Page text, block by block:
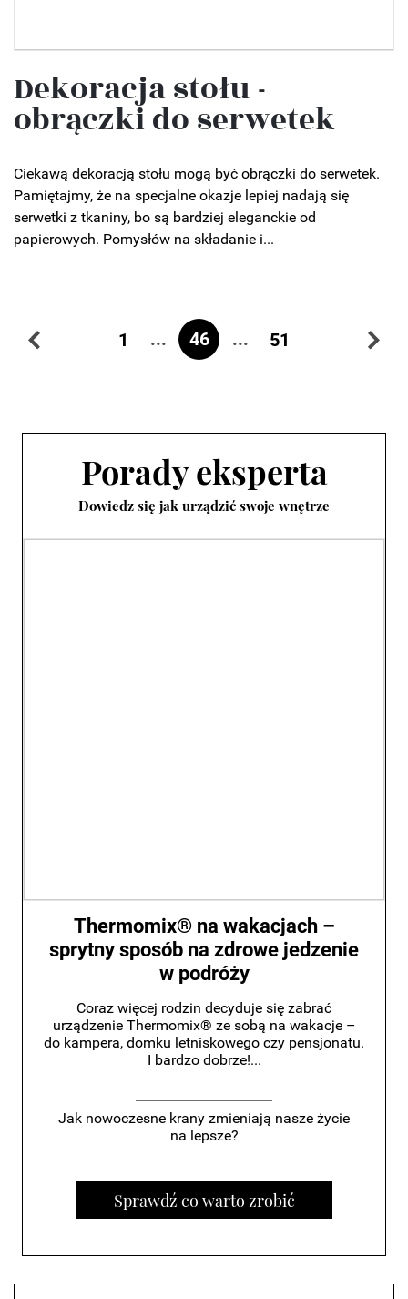
Dekoracja stołu -
obrączki do serwetek
Ciekawą dekoracją stołu mogą być obrączki do serwetek.
Pamiętajmy, że na specjalne okazje lepiej nadają się
serwetki z tkaniny, bo są bardziej eleganckie od
papierowych. Pomysłów na składanie i...
1 ... 46 ... 51
Porady eksperta
Dowiedz się jak urządzić swoje wnętrze
Thermomix® na wakacjach –
sprytny sposób na zdrowe jedzenie
w podróży
Coraz więcej rodzin decyduje się zabrać
urządzenie Thermomix® ze sobą na wakacje –
do kampera, domku letniskowego czy pensjonatu.
I bardzo dobrze!...
Jak nowoczesne krany zmieniają nasze życie
na lepsze?
Sprawdź co warto zrobić